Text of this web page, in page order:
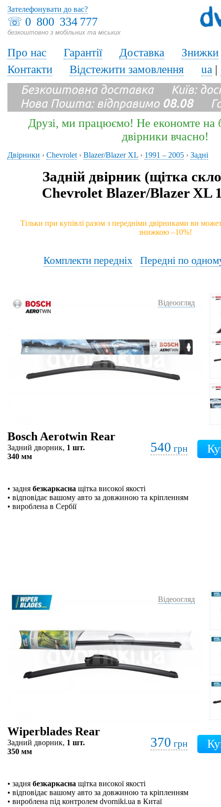
☏ 0 800 334 777
безкоштовно з мобільних та міських
Зателефонувати до вас?
Про нас Гарантії Доставка
Знижки
Контакти
Відстежити замовлення ua |
Безкоштовна доставка Київ:
Нова Пошта: відправимо 08.08
Друзі, ми працюємо! Не економте на
двірники вчасно!
Двірники › Chevrolet › Blazer/Blazer XL › 1991 – 2005 › Задні
Задній двірник (щітка
Chevrolet Blazer/Blazer XL
Тільки при купівлі разом з передніми двірниками ви
знижкою –10%!
Комплекти передніх Передні по
Відеоогляд
Bosch Aerotwin Rear
Задний дворник, 1 шт.
340 мм
540 грн
• задня безкаркасна щітка високої якості
• відповідає вашому авто за довжиною та кріпленням
• вироблена в Сербії
Відеоогляд
Wiperblades Rear
Задний дворник, 1 шт.
350 мм
370 грн
• задня безкаркасна щітка високої якості
• відповідає вашому авто за довжиною та кріпленням
• вироблена під контролем dvorniki.ua в Китаї